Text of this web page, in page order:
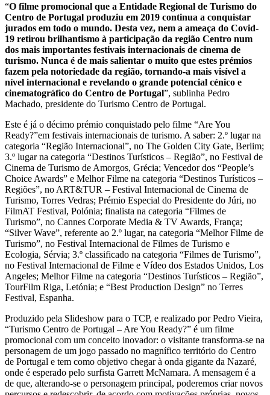
“O filme promocional que a Entidade Regional de Turismo do
Centro de Portugal produziu em 2019 continua a conquistar
jurados em todo o mundo. Desta vez, nem a ameaça do Covid-
19 retirou brilhantismo à participação da região Centro num
dos mais importantes festivais internacionais de cinema de
turismo. Nunca é de mais salientar o muito que estes prémios
fazem pela notoriedade da região, tornando-a mais visível a
nível internacional e revelando o grande potencial cénico e
cinematográfico do Centro de Portugal”, sublinha Pedro
Machado, presidente do Turismo Centro de Portugal.
Este é já o décimo prémio conquistado pelo filme “Are You
Ready?”em festivais internacionais de turismo. A saber: 2.º lugar na
categoria “Região Internacional”, no The Golden City Gate, Berlim;
3.º lugar na categoria “Destinos Turísticos – Região”, no Festival de
Cinema de Turismo de Amorgos, Grécia; Vencedor dos “People’s
Choice Awards” e Melhor Filme na categoria “Destinos Turísticos –
Regiões”, no ART&TUR – Festival Internacional de Cinema de
Turismo, Torres Vedras; Prémio Especial do Presidente do Júri, no
FilmAT Festival, Polónia; finalista na categoria “Filmes de
Turismo”, no Cannes Corporate Media & TV Awards, França;
“Silver Wave”, referente ao 2.º lugar, na categoria “Melhor Filme de
Turismo”, no Festival Internacional de Filmes de Turismo e
Ecologia, Sérvia; 3.º classificado na categoria “Filmes de Turismo”,
no Festival Internacional de Filme e Vídeo dos Estados Unidos, Los
Angeles; Melhor Filme na categoria “Destinos Turísticos – Região”,
TourFilm Riga, Letónia; e “Best Production Design” no Terres
Festival, Espanha.
Produzido pela Slideshow para o TCP, e realizado por Pedro Vieira,
“Turismo Centro de Portugal – Are You Ready?” é um filme
promocional com um conceito inovador: o visitante transforma-se na
personagem de um jogo passado no magnífico território do Centro
de Portugal e tem como objetivo chegar à onda gigante da Nazaré,
onde é esperado pelo surfista Garrett McNamara. A mensagem é a
de que, alterando-se o personagem principal, poderemos criar novos